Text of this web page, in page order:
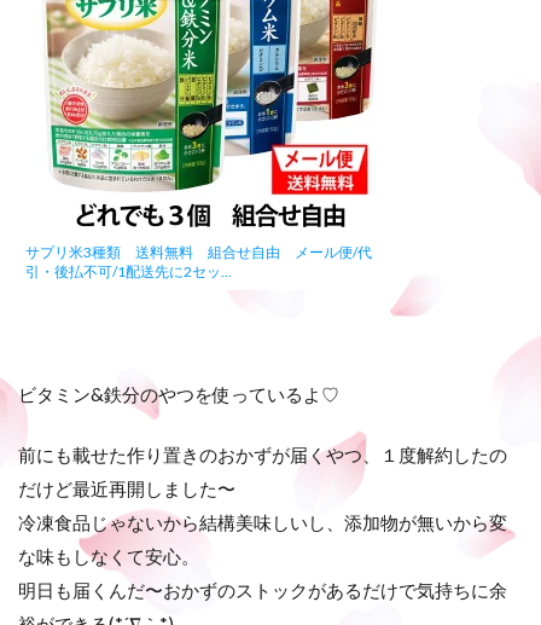
サプリ米3種類 送料無料 組合せ自由 メール便/代
引・後払不可/1配送先に2セッ…
ビタミン&鉄分のやつを使っているよ♡
前にも載せた作り置きのおかずが届くやつ、１度解約したの
だけど最近再開しました〜
冷凍食品じゃないから結構美味しいし、添加物が無いから変
な味もしなくて安心。
明日も届くんだ〜おかずのストックがあるだけで気持ちに余